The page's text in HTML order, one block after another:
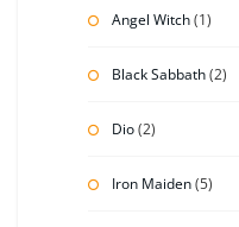
Angel Witch(1)
Black Sabbath(2)
Dio(2)
Iron Maiden(5)